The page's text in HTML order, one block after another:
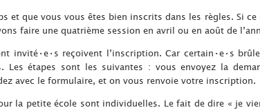
et que vous vous êtes bien inscrits dans les règles. Si ce
faire une quatrième session en avril ou en août de
invité•e•s reçoivent l’inscription. Car certain•e•s
étapes sont les suivantes : vous envoyez la
avec le formulaire, et on vous renvoie votre inscription.
la petite école sont individuelles. Le fait de dire « je